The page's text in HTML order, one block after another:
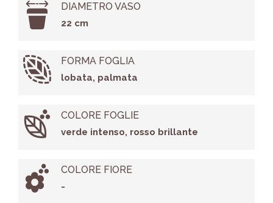
DIAMETRO VASO
22 cm
FORMA FOGLIA
lobata, palmata
COLORE FOGLIE
verde intenso, rosso brillante
COLORE FIORE
-